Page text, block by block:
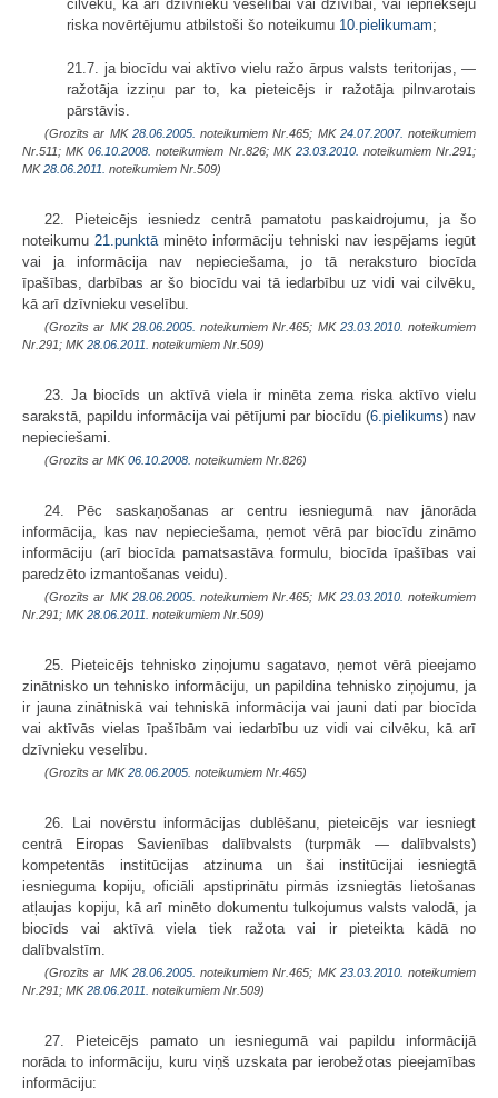
cilvēku, kā arī dzīvnieku veselībai vai dzīvībai, vai iepriekšēju
riska novērtējumu atbilstoši šo noteikumu 10.pielikumam;
21.7. ja biocīdu vai aktīvo vielu ražo ārpus valsts teritorijas, —
ražotāja izziņu par to, ka pieteicējs ir ražotāja pilnvarotais
pārstāvis.
(Grozīts ar MK 28.06.2005. noteikumiem Nr.465; MK 24.07.2007. noteikumiem
Nr.511; MK06.10.2008. noteikumiem Nr.826; MK 23.03.2010. noteikumiem Nr.291;
MK28.06.2011. noteikumiem Nr.509)
22. Pieteicējs iesniedz centrā pamatotu paskaidrojumu, ja šo
noteikumu21.punktāminēto informāciju tehniski nav iespējams iegūt
vai ja informācija nav nepieciešama, jo tā neraksturo biocīda
īpašības, darbības ar šo biocīdu vai tā iedarbību uz vidi vai cilvēku,
kā arī dzīvnieku veselību.
(Grozīts ar MK 28.06.2005. noteikumiem Nr.465; MK 23.03.2010. noteikumiem
Nr.291; MK28.06.2011. noteikumiem Nr.509)
23. Ja biocīds un aktīvā viela ir minēta zema riska aktīvo vielu
sarakstā, papildu informācija vai pētījumi par biocīdu (6.pielikums) nav
nepieciešami.
(Grozīts ar MK06.10.2008. noteikumiem Nr.826)
24. Pēc saskaņošanas ar centru iesniegumā nav jānorāda
informācija, kas nav nepieciešama, ņemot vērā par biocīdu zināmo
informāciju (arī biocīda pamatsastāva formulu, biocīda īpašības vai
paredzēto izmantošanas veidu).
(Grozīts ar MK 28.06.2005. noteikumiem Nr.465; MK 23.03.2010. noteikumiem
Nr.291; MK28.06.2011. noteikumiem Nr.509)
25. Pieteicējs tehnisko ziņojumu sagatavo, ņemot vērā pieejamo
zinātnisko un tehnisko informāciju, un papildina tehnisko ziņojumu, ja
ir jauna zinātniskā vai tehniskā informācija vai jauni dati par biocīda
vai aktīvās vielas īpašībām vai iedarbību uz vidi vai cilvēku, kā arī
dzīvnieku veselību.
(Grozīts ar MK28.06.2005. noteikumiem Nr.465)
26. Lai novērstu informācijas dublēšanu, pieteicējs var iesniegt
centrā Eiropas Savienības dalībvalsts (turpmāk — dalībvalsts)
kompetentās institūcijas atzinuma un šai institūcijai iesniegtā
iesnieguma kopiju, oficiāli apstiprinātu pirmās izsniegtās lietošanas
atļaujas kopiju, kā arī minēto dokumentu tulkojumus valsts valodā, ja
biocīds vai aktīvā viela tiek ražota vai ir pieteikta kādā no
dalībvalstīm.
(Grozīts ar MK 28.06.2005. noteikumiem Nr.465; MK 23.03.2010. noteikumiem
Nr.291; MK28.06.2011. noteikumiem Nr.509)
27. Pieteicējs pamato un iesniegumā vai papildu informācijā
norāda to informāciju, kuru viņš uzskata par ierobežotas pieejamības
informāciju: